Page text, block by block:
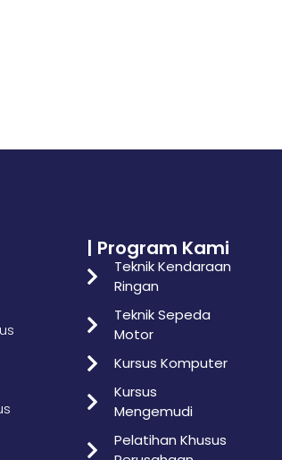
| Program Kami
Teknik Kendaraan
Ringan
Teknik Sepeda
Motor
Kursus Komputer
Kursus
Mengemudi
Pelatihan Khusus